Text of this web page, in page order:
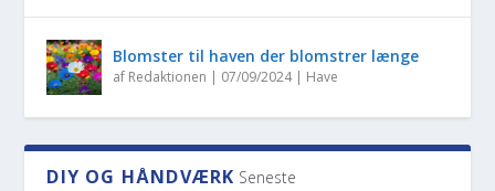
Blomster til haven der blomstrer længe
af Redaktionen | 07/09/2024| Have
DIY OG HÅNDVÆRK Seneste